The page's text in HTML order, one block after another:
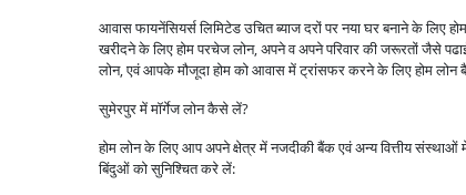
आवास फायनेंसियर्स लिमिटेड उचित ब्याज दरों पर नया घर बनाने के लिए
खरीदने के लिए होम परचेज लोन, अपने व अपने परिवार की जरूरतों जैसे
लोन, एवं आपके मौजूदा होम को आवास में ट्रांसफर करने के लिए होम
सुमेरपुर में मॉर्गेज लोन कैसे लें?
होम लोन के लिए आप अपने क्षेत्र में नजदीकी बैंक एवं अन्य वित्तीय
बिंदुओं को सुनिश्चित करे लें: